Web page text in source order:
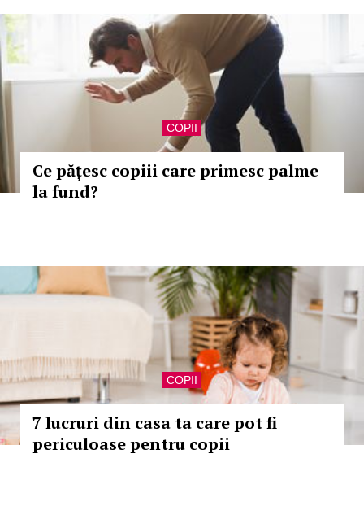
COPII
Ce pățesc copiii care primesc palme
la fund?
COPII
7 lucruri din casa ta care pot fi
periculoase pentru copii